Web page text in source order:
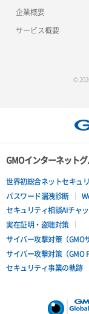
企業概要
サービス概要
©
GMOインターネット
世界初総合ネットセキュ
パスワード漏洩診断
セキュリティ相談AIチャ
実在証明・盗聴対策
サイバー攻撃対策（GMO
サイバー攻撃対策（GMO
セキュリティ事業の軌跡